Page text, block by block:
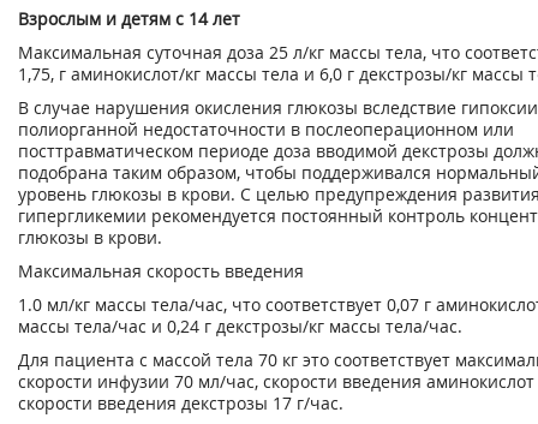
Взрослым и детям с 14 лет
Максимальная суточная доза 25 л/кг массы тела, что
1,75, г аминокислот/кг массы тела и 6,0 г декстрозы/кг массы
В случае нарушения окисления глюкозы вследствие
полиорганной недостаточности в послеоперационном или
посттравматическом периоде доза вводимой декстрозы
подобрана таким образом, чтобы поддерживался
уровень глюкозы в крови. С целью предупреждения
гипергликемии рекомендуется постоянный контроль
глюкозы в крови.
Максимальная скорость введения
1.0 мл/кг массы тела/час, что соответствует 0,07 г
массы тела/час и 0,24 г декстрозы/кг массы тела/час.
Для пациента с массой тела 70 кг это соответствует
скорости инфузии 70 мл/час, скорости введения аминокислот
скорости введения декстрозы 17 г/час.